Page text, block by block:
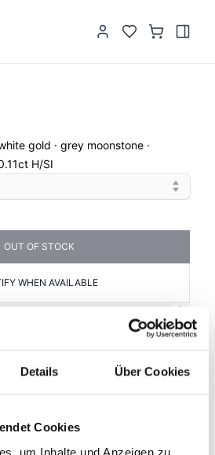
Details Über Cookies
Cookies
um Inhalte und Anzeigen zu
gold · grey moonstone ·
H/SI
OUT OF STOCK
WHEN AVAILABLE
Gold
1.50.6125.WG.750.313.0
Alternative